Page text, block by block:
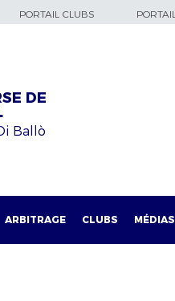
PORTAIL CLUBS
DE
Ballò
ARBITRAGE CLUBS MÉDIAS